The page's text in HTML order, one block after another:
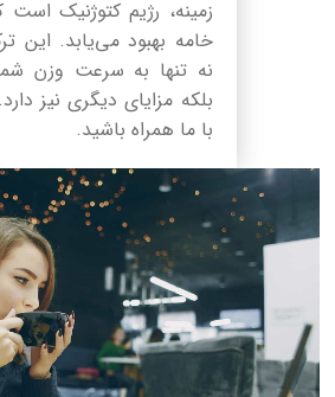
زمینه، رژیم کتوژنیک
خامه بهبود می‌یابد. این
نه تنها به سرعت وزن
بلکه مزایای دیگری نیز
با ما همراه باشید.